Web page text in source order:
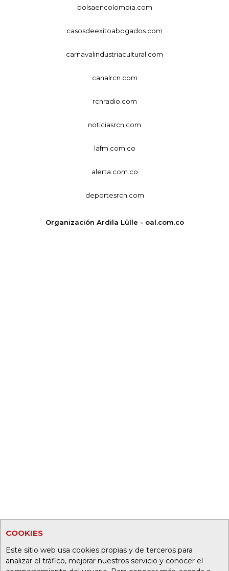
COOKIES
Este sitio web usa cookies propias y de terceros para
analizar el tráfico, mejorar nuestros servicio y conocer el
bolsaencolombia.com
casosdeexitoabogados.com
carnavalindustriacultural.com
canalrcn.com
rcnradio.com
noticiasrcn.com
lafm.com.co
alerta.com.co
deportesrcn.com
Organización Ardila Lülle - oal.com.co